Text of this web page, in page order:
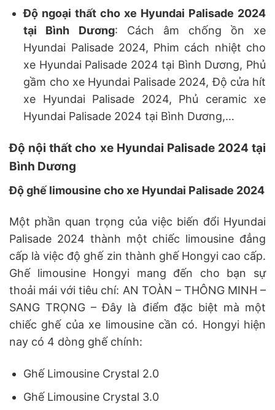
Độ ngoại thất cho xe Hyundai Palisade 2024
tại Bình Dương: Cách âm chống ồn xe
Hyundai Palisade 2024, Phim cách nhiệt cho
xe Hyundai Palisade 2024 tại Bình Dương, Phủ
gầm cho xe Hyundai Palisade 2024, Độ cửa hít
xe Hyundai Palisade 2024, Phủ ceramic xe
Hyundai Palisade 2024 tại Bình Dương,…
Độ nội thất cho xe Hyundai Palisade 2024 tại
Bình Dương
Độ ghế limousine cho xe Hyundai Palisade 2024
Một phần quan trọng của việc biến đổi Hyundai
Palisade 2024 thành một chiếc limousine đẳng
cấp là việc độ ghế zin thành ghế Hongyi cao cấp.
Ghế limousine Hongyi mang đến cho bạn sự
thoải mái với tiêu chí: AN TOÀN – THÔNG MINH –
SANG TRỌNG – Đây là điểm đặc biệt mà một
chiếc ghế của xe limousine cần có. Hongyi hiện
nay có 4 dòng ghế chính:
Ghế Limousine Crystal 2.0
Ghế Limousine Crystal 3.0